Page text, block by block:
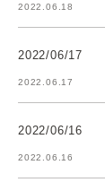
2022.06.18
2022/06/17
2022.06.17
2022/06/16
2022.06.16